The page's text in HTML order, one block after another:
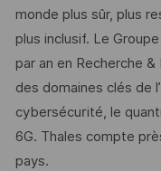
monde plus sûr, plus
plus inclusif. Le
par an en Recherche
des domaines clés de
cybersécurité, le
6G. Thales compte
pays. ​